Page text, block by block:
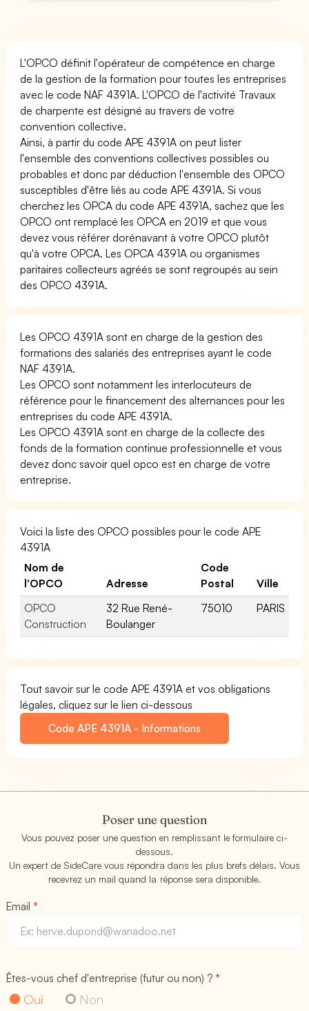
L'OPCO définit l'opérateur de compétence en charge
de la gestion de la formation pour toutes les entreprises
avec le code NAF 4391A. L'OPCO de l'activité Travaux
de charpente est désigné au travers de votre
convention collective.
Ainsi, à partir du code APE 4391A on peut lister
l'ensemble des conventions collectives possibles ou
probables et donc par déduction l'ensemble des OPCO
susceptibles d'être liés au code APE 4391A. Si vous
cherchez les OPCA du code APE 4391A, sachez que les
OPCO ont remplacé les OPCA en 2019 et que vous
devez vous référer dorénavant à votre OPCO plutôt
qu'à votre OPCA. Les OPCA 4391A ou organismes
paritaires collecteurs agréés se sont regroupés au sein
des OPCO 4391A.
Les OPCO 4391A sont en charge de la gestion des
formations des salariés des entreprises ayant le code
NAF 4391A.
Les OPCO sont notamment les interlocuteurs de
référence pour le financement des alternances pour les
entreprises du code APE 4391A.
Les OPCO 4391A sont en charge de la collecte des
fonds de la formation continue professionnelle et vous
devez donc savoir quel opco est en charge de votre
entreprise.
Voici la liste des OPCO possibles pour le code APE
4391A
Nom de
l'OPCO
Adresse
Code
Postal
Ville
OPCO
Construction
32 Rue René-
Boulanger
75010 PARIS
Tout savoir sur le code APE 4391A et vos obligations
légales, cliquez sur le lien ci-dessous
Code APE 4391A - Informations
Poser une question
Vous pouvez poser une question en remplissant le formulaire ci-
dessous.
Un expert de SideCare vous répondra dans les plus brefs délais. Vous
recevrez un mail quand la réponse sera disponible.
Email*
Êtes-vous chef d'entreprise (futur ou non) ?*
Oui Non